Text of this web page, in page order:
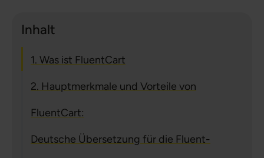
Inhalt
1. Was ist FluentCart
2. Hauptmerkmale und Vorteile von
FluentCart:
Deutsche Übersetzung für die Fluent-